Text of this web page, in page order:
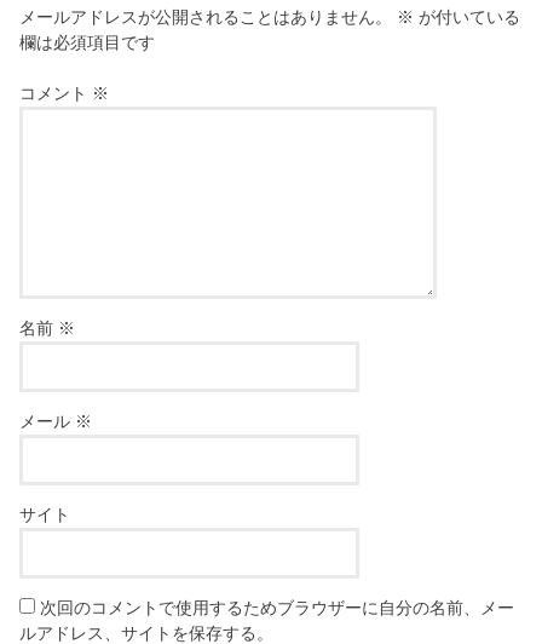
メールアドレスが公開されることはありません。 ※ が付いている
欄は必須項目です
コメント ※
名前 ※
メール ※
サイト
次回のコメントで使用するためブラウザーに自分の名前、メー
ルアドレス、サイトを保存する。